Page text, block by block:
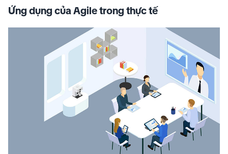
Ứng dụng của Agile trong thực tế